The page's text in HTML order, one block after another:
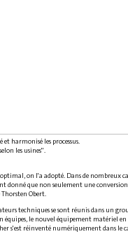
harmonisé les processus.
les usines".
on l'a adopté. Dans de nombreux
que non seulement une conversion
Thorsten Obert.
techniques se sont réunis dans un
équipes, le nouvel équipement matériel
s'est réinventé numériquement dans le